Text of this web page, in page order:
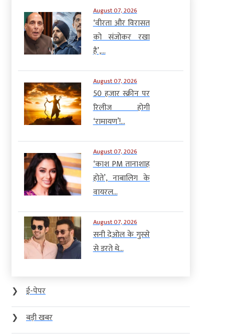
August 07, 2026
‘वीरता और विरासत
को संजोकर रखा
है’,...
August 07, 2026
50 हजार स्क्रीन पर
रिलीज होगी
‘रामायण’!...
August 07, 2026
‘काश PM तानाशाह
होते’, नाबालिग के
वायरल...
August 07, 2026
सनी देओल के गुस्से
से डरते थे...
❯
ई-पेपर
❯
बड़ी खबर